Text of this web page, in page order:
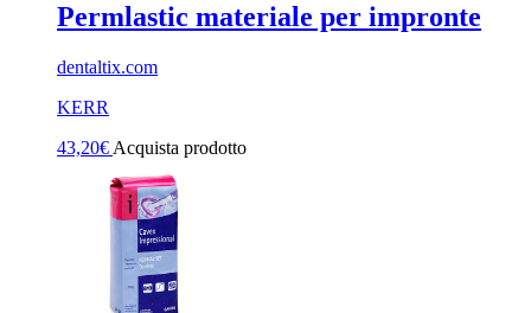
Permlastic materiale per impronte
dentaltix.com
KERR
43,20€ Acquista prodotto